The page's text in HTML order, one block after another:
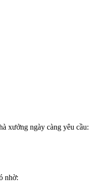
xưởng ngày càng yêu cầu:
nhờ: